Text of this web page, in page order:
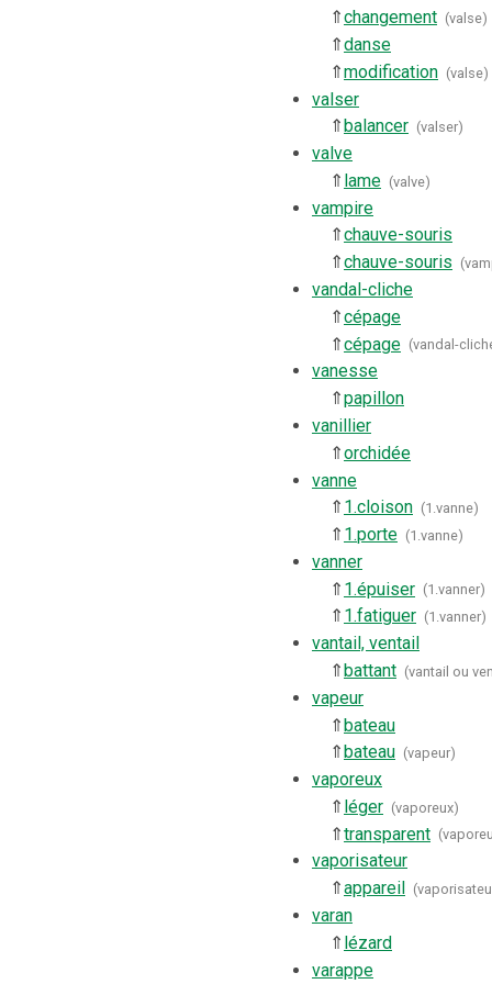
⇑changement (valse)
⇑danse
⇑modification (valse)
valser
⇑ balancer (valser)
valve
⇑ lame (valve)
vampire
⇑chauve-souris
⇑chauve-souris (
vandal-cliche
⇑cépage
⇑cépage (vandal-
vanesse
⇑papillon
vanillier
⇑orchidée
vanne
⇑ 1.cloison (1.vanne)
⇑ 1.porte (1.vanne)
vanner
⇑ 1.épuiser (1.vanner)
⇑ 1.fatiguer (1.vanner)
vantail, ventail
⇑battant (vantail ou
vapeur
⇑bateau
⇑ bateau (vapeur)
vaporeux
⇑ léger (vaporeux)
⇑transparent (
vaporisateur
⇑appareil (
varan
⇑ lézard
varappe